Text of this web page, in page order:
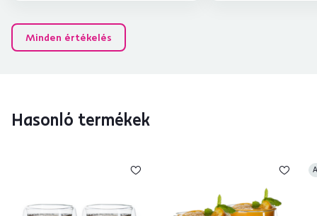
Minden értékelés
Hasonló termékek